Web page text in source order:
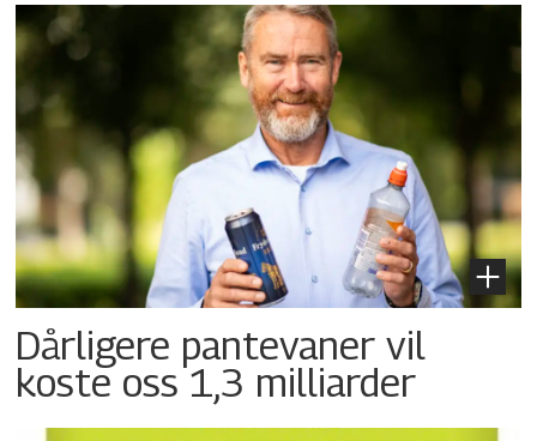
Dårligere pantevaner vil
koste oss 1,3 milliarder